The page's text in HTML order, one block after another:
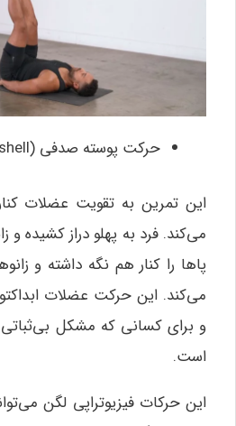
حرکت پوسته صدفی (Clamshell)
این تمرین به تقویت عضلات
می‌کند. فرد به پهلو دراز کشیده و
پاها را کنار هم نگه داشته و
می‌کند. این حرکت عضلات
و برای کسانی که مشکل بی‌ثباتی
است.
این حرکات فیزیوتراپی لگن